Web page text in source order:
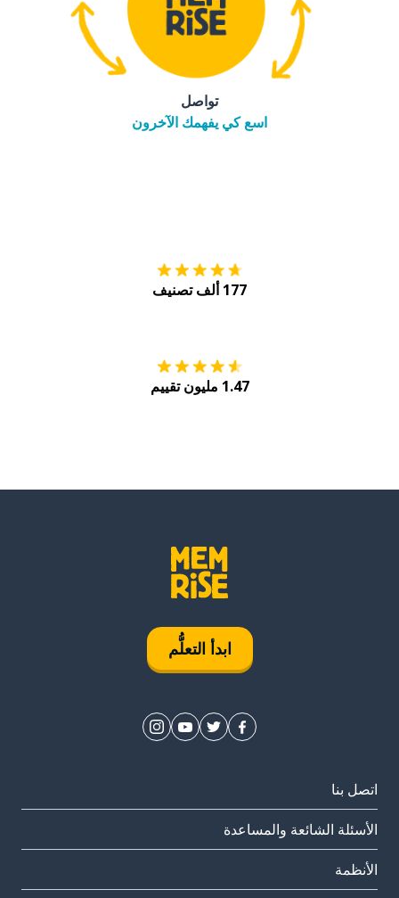
تواصل
اسع كي يفهمك الآخرون
177 ألف تصنيف
1.47 مليون تقييم
ابدأ التعلُّم
اتصل بنا
الأسئلة الشائعة والمساعدة
الأنظمة